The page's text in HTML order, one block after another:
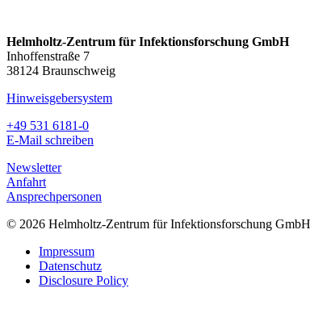
Helmholtz-Zentrum für Infektionsforschung GmbH
Inhoffenstraße 7
38124 Braunschweig
Hinweisgebersystem
+49 531 6181-0
E-Mail schreiben
Newsletter
Anfahrt
Ansprechpersonen
© 2026 Helmholtz-Zentrum für Infektionsforschung GmbH
Impressum
Datenschutz
Disclosure Policy